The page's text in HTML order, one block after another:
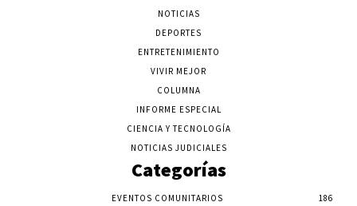
NOTICIAS
DEPORTES
ENTRETENIMIENTO
VIVIR MEJOR
COLUMNA
INFORME ESPECIAL
CIENCIA Y TECNOLOGÍA
NOTICIAS JUDICIALES
Categorías
EVENTOS COMUNITARIOS
186